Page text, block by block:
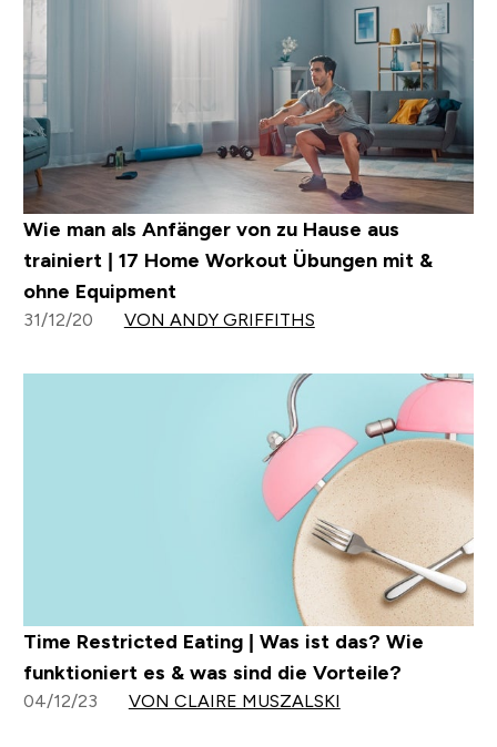
Wie man als Anfänger von zu Hause aus
trainiert | 17 Home Workout Übungen mit &
ohne Equipment
31/12/20 VON ANDY GRIFFITHS
Time Restricted Eating | Was ist das? Wie
funktioniert es & was sind die Vorteile?
04/12/23 VON CLAIRE MUSZALSKI